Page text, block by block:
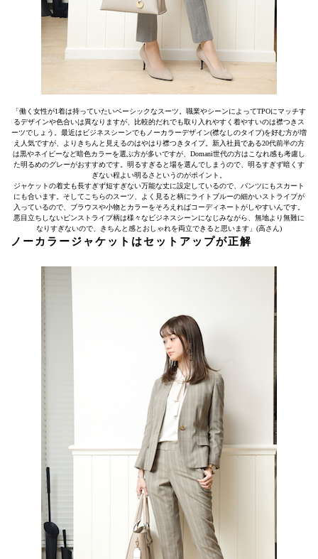
「働く女性が1着は持っていたいベーシックなスーツ。職業やシーンによってTPOにマッチす
るデザインや色合いは異なりますが、比較的だれでも取り入れやすく着やすいのは襟つきス
ーツでしょう。最近はビジネスシーンでもノーカラーデザイン(襟なしのタイプ)を好む方が増
え人気ですが、よりきちんと見えるのはやはり襟つきタイプ。新入社員である20代前半の方
は黒やネイビーなど暗色カラーを選ぶ方が多いですが、Domani世代の方はこなれ感も考慮し
た明るめのグレーがおすすめです。明るすぎると場を選んでしまうので、明るすぎず暗くす
ぎない程よい明るさというのがポイント。
ジャケットの着丈も長すぎず短すぎない万能な丈に設定しているので、パンツにもスカート
にも合います。そしてこちらのスーツ、よく見ると柄にライトブルーの細かいストライプが
入っているので、ブラウスや小物とカラーをそろえればコーディネートがしやすいんです。
悪目立ちしないピンストライプ柄は様々なビジネスシーンになじみながら、無地より無難に
なりすぎないので、きちんと感とおしゃれを両立できると思います」(高さん)
ノーカラージャケットはセットアップが正解